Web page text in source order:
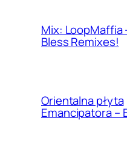
Mix: LoopMaffia
Bless Remixes!
Orientalna płyta
Emancipatora –